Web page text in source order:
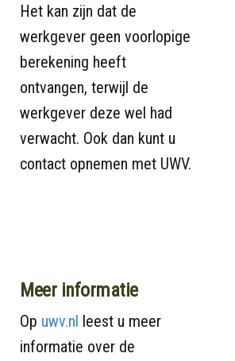
Het kan zijn dat de
werkgever geen voorlopige
berekening heeft
ontvangen, terwijl de
werkgever deze wel had
verwacht. Ook dan kunt u
contact opnemen met UWV.
Meer informatie
Op uwv.nl leest u meer
informatie over de